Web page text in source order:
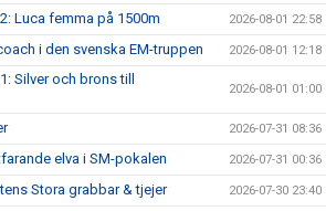
Luca femma på 1500m 2026-08-01 22:58
i den svenska EM-truppen 2026-08-01 12:18
Silver och brons till
2026-08-01 01:00
2026-07-31 08:36
elva i SM-pokalen 2026-07-31 00:36
Stora grabbar & tjejer 2026-07-30 23:40